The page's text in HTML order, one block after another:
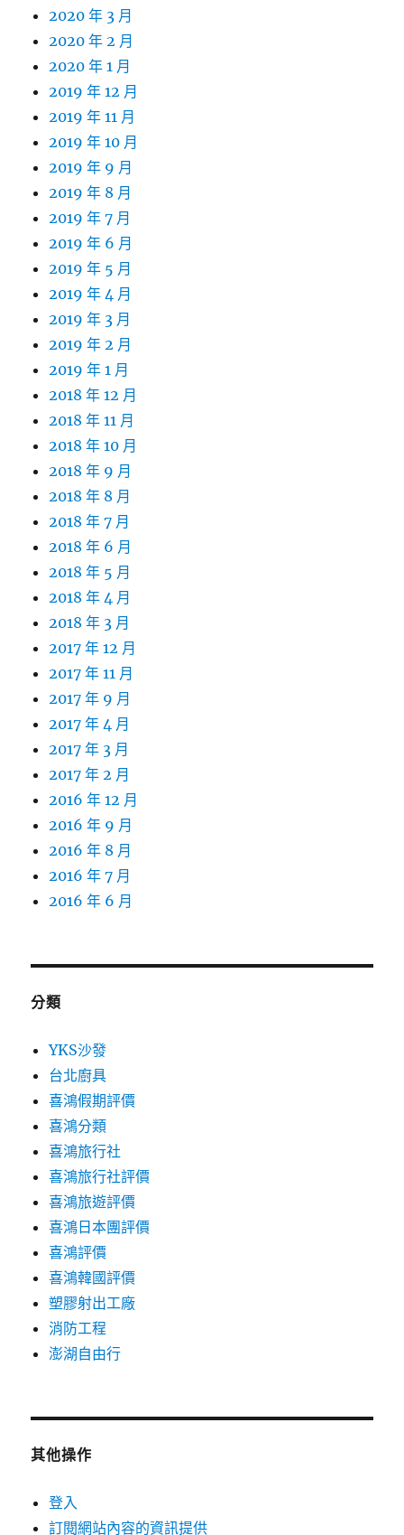
2020 年 3 月
2020 年 2 月
2020 年 1 月
2019 年 12 月
2019 年 11 月
2019 年 10 月
2019 年 9 月
2019 年 8 月
2019 年 7 月
2019 年 6 月
2019 年 5 月
2019 年 4 月
2019 年 3 月
2019 年 2 月
2019 年 1 月
2018 年 12 月
2018 年 11 月
2018 年 10 月
2018 年 9 月
2018 年 8 月
2018 年 7 月
2018 年 6 月
2018 年 5 月
2018 年 4 月
2018 年 3 月
2017 年 12 月
2017 年 11 月
2017 年 9 月
2017 年 4 月
2017 年 3 月
2017 年 2 月
2016 年 12 月
2016 年 9 月
2016 年 8 月
2016 年 7 月
2016 年 6 月
分類
YKS沙發
台北廚具
喜鴻假期評價
喜鴻分類
喜鴻旅行社
喜鴻旅行社評價
喜鴻旅遊評價
喜鴻日本團評價
喜鴻評價
喜鴻韓國評價
塑膠射出工廠
消防工程
澎湖自由行
其他操作
登入
訂閱網站內容的資訊提供